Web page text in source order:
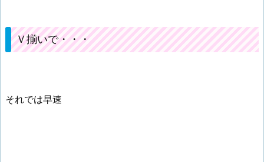
Ｖ揃いで・・・
それでは早速